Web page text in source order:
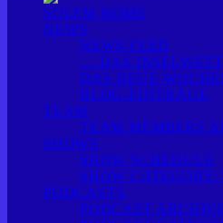
SOLFM HOME
NEWS
NEWS-FEED
… DAS
DAS NEUE
BLOG-EINTRÄGE
TEAM
TEAM MEMBERS
SHOWS
SHOW SCHEDULE
SHOW
PODCASTS
PODCAST